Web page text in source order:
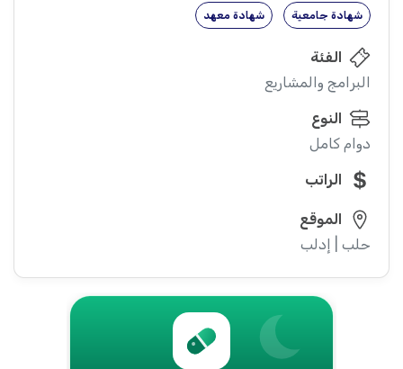
شهادة جامعية شهادة معهد
الفئة
البرامج والمشاريع
النوع
دوام كامل
الراتب
الموقع
حلب | إدلب